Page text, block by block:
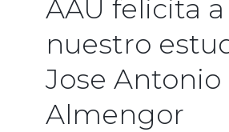
AAU felicita a
nuestro
Jose Antonio
Almengor